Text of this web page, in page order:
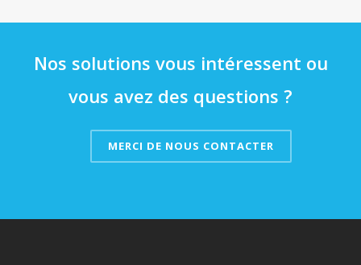
Nos solutions vous intéressent ou
vous avez des questions ?
MERCI DE NOUS CONTACTER